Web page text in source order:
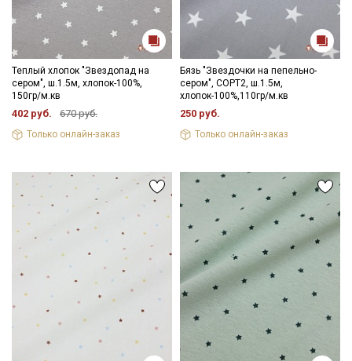
Теплый хлопок "Звездопад на
сером", ш.1.5м, хлопок-100%,
150гр/м.кв
402 руб. 670 руб.
Только онлайн-заказ
Бязь "Звездочки на пепельно-
сером", СОРТ2, ш.1.5м,
хлопок-100%,110гр/м.кв
250 руб.
Только онлайн-заказ